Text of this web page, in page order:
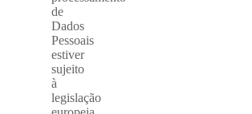
de
Dados
Pessoais
estiver
sujeito
à
legislação